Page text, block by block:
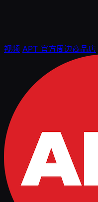
视频 APT 官方周边商品店